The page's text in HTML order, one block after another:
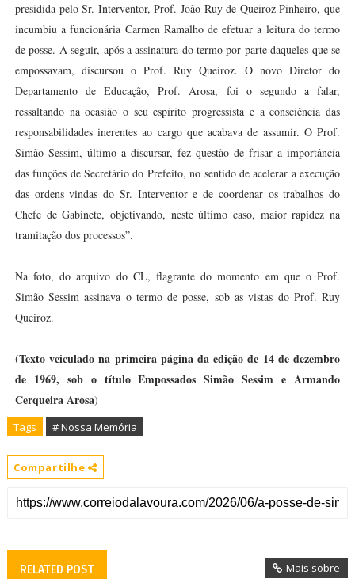
presidida pelo Sr. Interventor, Prof. João Ruy de Queiroz Pinheiro, que
incumbiu a funcionária Carmen Ramalho de efetuar a leitura do termo
de posse. A seguir, após a assinatura do termo por parte daqueles que se
empossavam, discursou o Prof. Ruy Queiroz. O novo Diretor do
Departamento de Educação, Prof. Arosa, foi o segundo a falar,
ressaltando na ocasião o seu espírito progressista e a consciência das
responsabilidades inerentes ao cargo que acabava de assumir. O Prof.
Simão Sessim, último a discursar, fez questão de frisar a importância
das funções de Secretário do Prefeito, no sentido de acelerar a execução
das ordens vindas do Sr. Interventor e de coordenar os trabalhos do
Chefe de Gabinete, objetivando, neste último caso, maior rapidez na
tramitação dos processos”.
Na foto, do arquivo do CL, flagrante do momento em que o Prof.
Simão Sessim assinava o termo de posse, sob as vistas do Prof. Ruy
Queiroz.
(Texto veiculado na primeira página da edição de 14 de dezembro
de 1969, sob o título Empossados Simão Sessim e Armando
Cerqueira Arosa)
Tags # Nossa Memória
Compartilhe
RELATED POST Mais sobre